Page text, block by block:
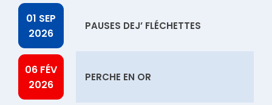
s
d
suite
:
a
01 SEP
2026
PAUSES DEJ’ FLÉCHETTES
06 FÉV
2026
PERCHE EN OR